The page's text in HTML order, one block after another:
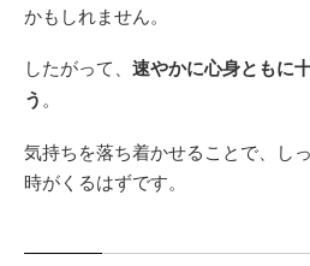
かもしれません。
したがって、 速やかに心身ともに
う 。
気持ちを落ち着かせることで、し
時がくるはずです。